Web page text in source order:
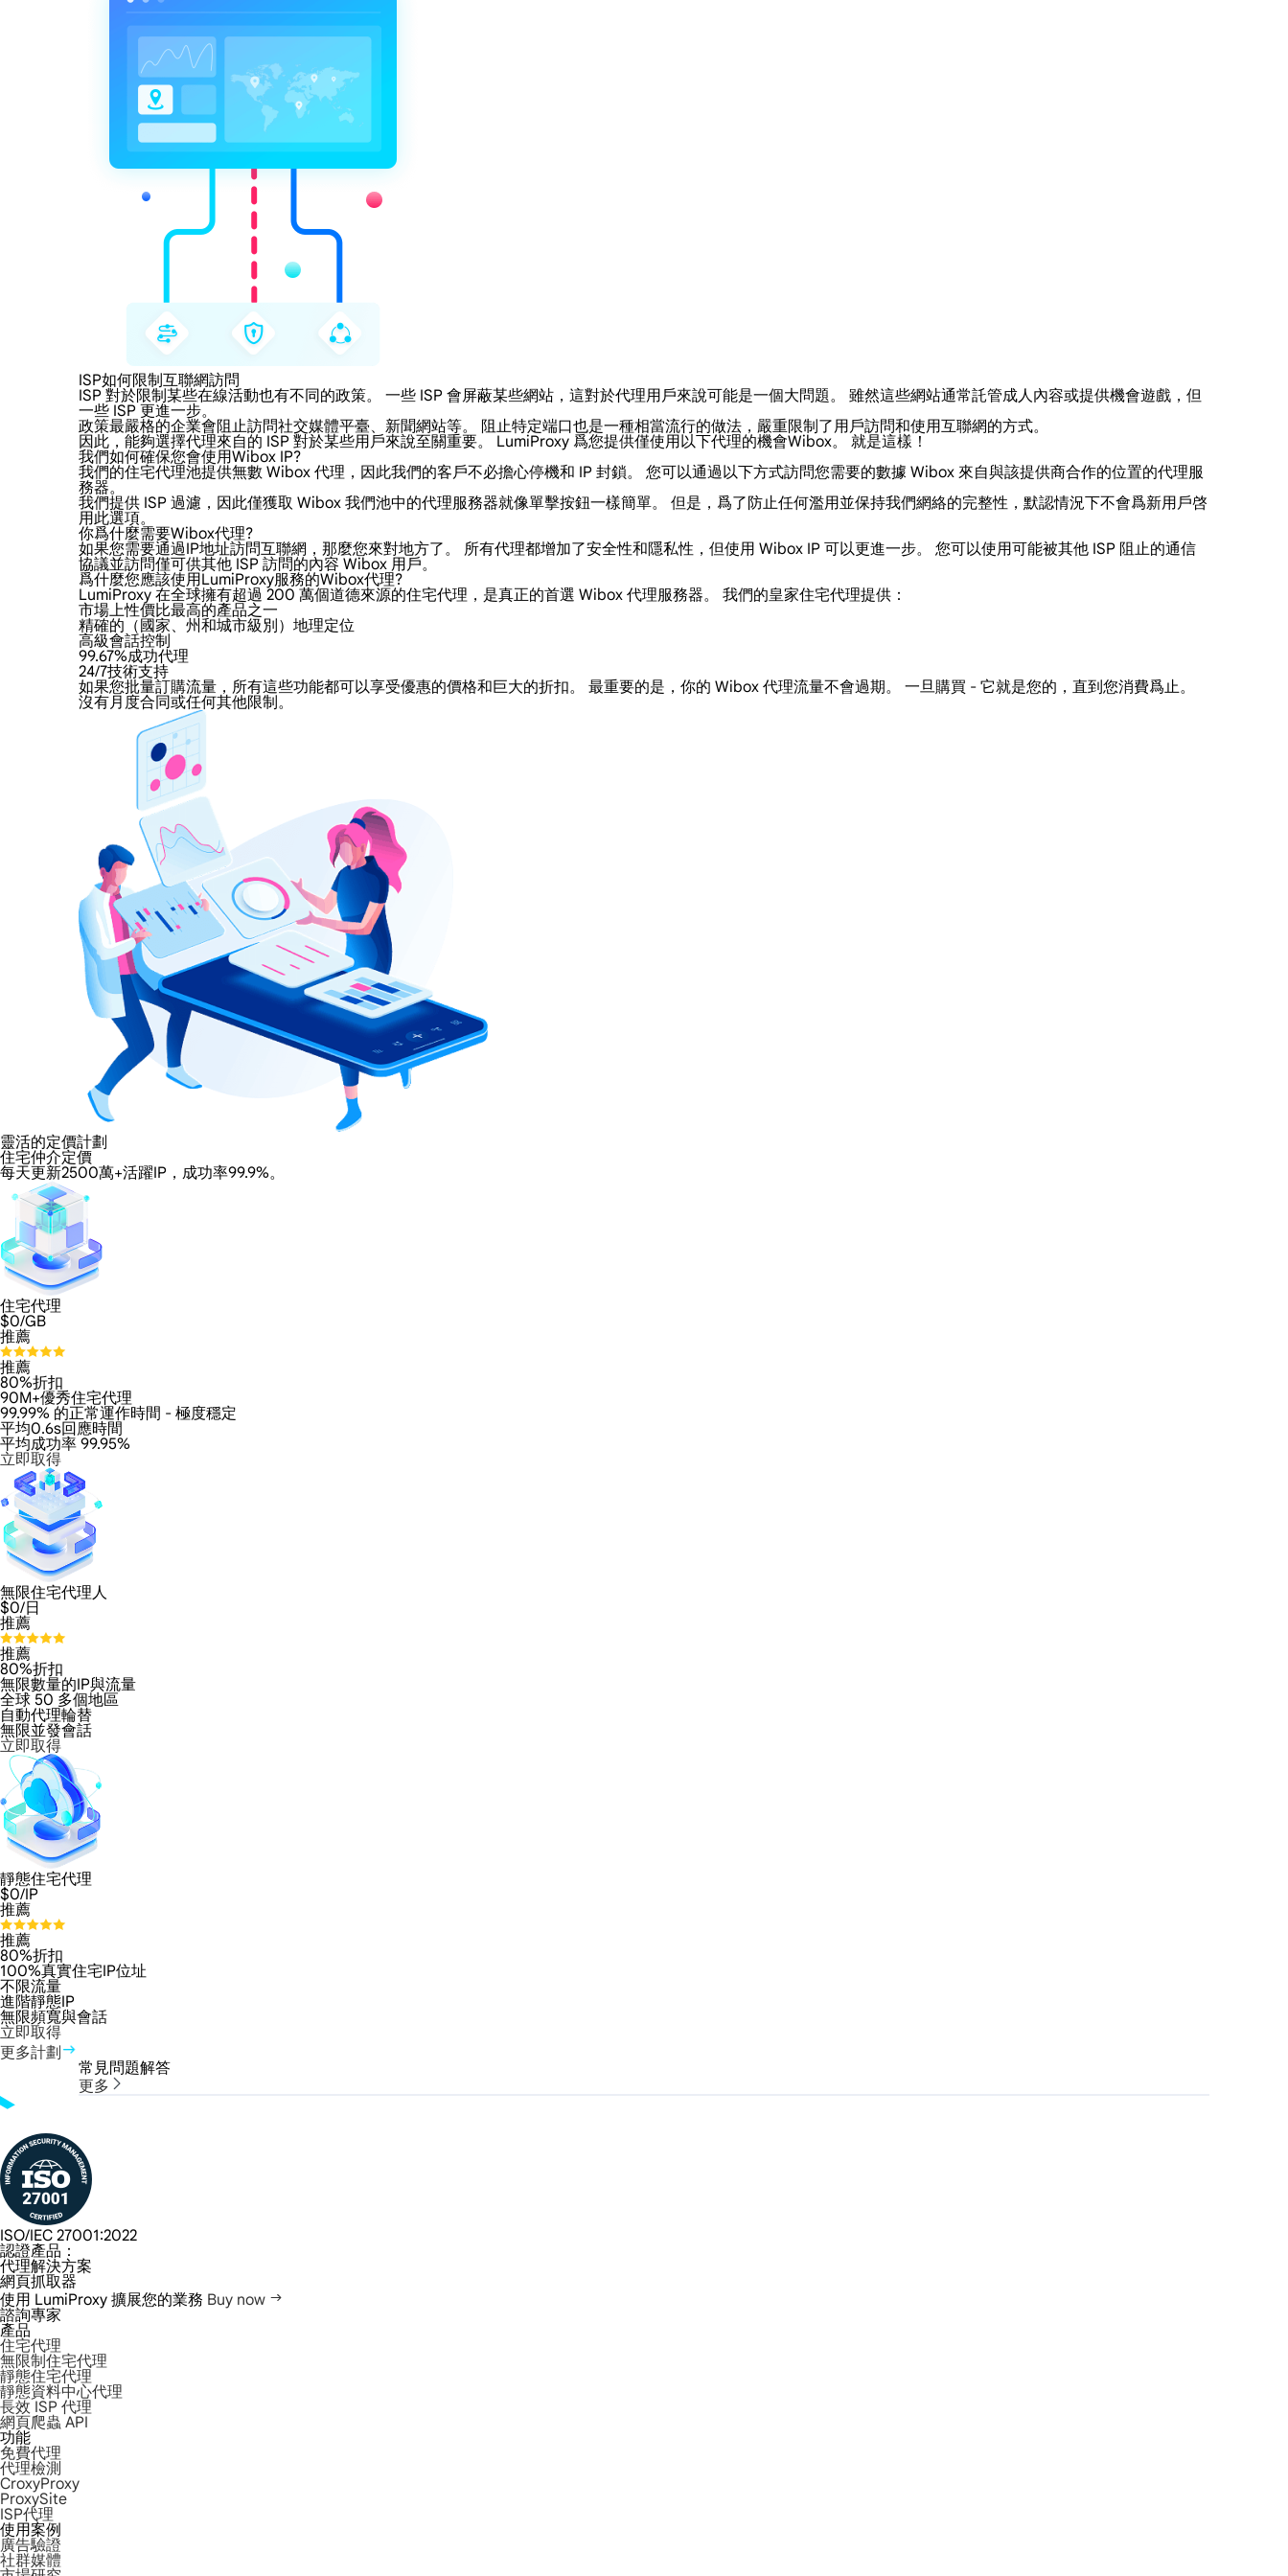
ISP如何限制互聯網訪問
ISP 對於限制某些在線活動也有不同的政策。 一些 ISP 會屏蔽某些網站，這對於代理用戶來說可能是一個大問題。 雖然這些網站通常託管成人內容或提供機會遊戲，但
一些 ISP 更進一步。
政策最嚴格的企業會阻止訪問社交媒體平臺、新聞網站等。 阻止特定端口也是一種相當流行的做法，嚴重限制了用戶訪問和使用互聯網的方式。
因此，能夠選擇代理來自的 ISP 對於某些用戶來說至關重要。 LumiProxy 爲您提供僅使用以下代理的機會Wibox。 就是這樣！
我們如何確保您會使用Wibox IP?
我們的住宅代理池提供無數 Wibox 代理，因此我們的客戶不必擔心停機和 IP 封鎖。 您可以通過以下方式訪問您需要的數據 Wibox 來自與該提供商合作的位置的代理服
務器。
我們提供 ISP 過濾，因此僅獲取 Wibox 我們池中的代理服務器就像單擊按鈕一樣簡單。 但是，爲了防止任何濫用並保持我們網絡的完整性，默認情況下不會爲新用戶啓
用此選項。
你爲什麼需要Wibox代理?
如果您需要通過IP地址訪問互聯網，那麼您來對地方了。 所有代理都增加了安全性和隱私性，但使用 Wibox IP 可以更進一步。 您可以使用可能被其他 ISP 阻止的通信
協議並訪問僅可供其他 ISP 訪問的內容 Wibox 用戶。
爲什麼您應該使用LumiProxy服務的Wibox代理?
LumiProxy 在全球擁有超過 200 萬個道德來源的住宅代理，是真正的首選 Wibox 代理服務器。 我們的皇家住宅代理提供：
市場上性價比最高的產品之一
精確的（國家、州和城市級別）地理定位
高級會話控制
99.67%成功代理
24/7技術支持
如果您批量訂購流量，所有這些功能都可以享受優惠的價格和巨大的折扣。 最重要的是，你的 Wibox 代理流量不會過期。 一旦購買 - 它就是您的，直到您消費爲止。
沒有月度合同或任何其他限制。
靈活的定價計劃
住宅仲介定價
每天更新2500萬+活躍IP，成功率99.9%。
住宅代理
$0/GB
推薦
推薦
80%折扣
90M+優秀住宅代理
99.99% 的正常運作時間 - 極度穩定
平均0.6s回應時間
平均成功率 99.95%
立即取得
無限住宅代理人
$0/日
推薦
推薦
80%折扣
無限數量的IP與流量
全球 50 多個地區
自動代理輪替
無限並發會話
立即取得
靜態住宅代理
$0/IP
推薦
推薦
80%折扣
100%真實住宅IP位址
不限流量
進階靜態IP
無限頻寬與會話
立即取得
更多計劃
常見問題解答
更多
ISO/IEC 27001:2022
認證產品：
代理解決方案
網頁抓取器
使用 LumiProxy 擴展您的業務 Buy now
諮詢專家
產品
住宅代理
無限制住宅代理
靜態住宅代理
靜態資料中心代理
長效 ISP 代理
網頁爬蟲 API
功能
免費代理
代理檢測
CroxyProxy
ProxySite
ISP代理
使用案例
廣告驗證
社群媒體